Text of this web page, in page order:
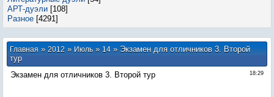
АРТ-дуэли [108]
Разное [4291]
Главная»2012 » Июль » 14» Экзамен для отличников 3. Второй
тур
18:29
Экзамен для отличников 3. Второй тур